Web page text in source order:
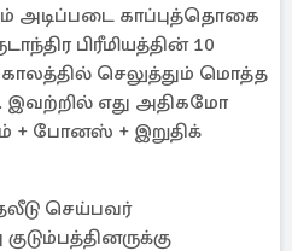
அடிப்படை காப்புத்தொகை
பிரீமியத்தின் 10
காலத்தில் செலுத்தும் மொத்த
இவற்றில் எது அதிகமோ
போனஸ் + இறுதிக்
செய்பவர்